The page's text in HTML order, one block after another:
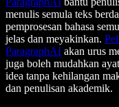
menulis semula teks
pemprosesan bahasa
jelas dan meyakinkan.
ParagraphAI akan urus
juga boleh mudahkan
idea tanpa kehilangan
dan penulisan akademik.